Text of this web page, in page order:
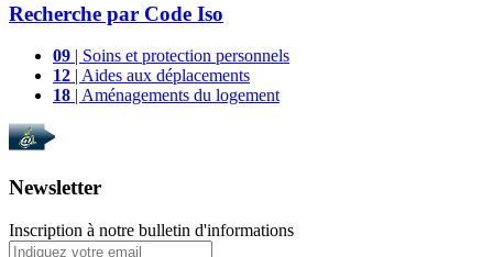
Recherche par Code Iso
09 | Soins et protection personnels
12 | Aides aux déplacements
18 | Aménagements du logement
Newsletter
Inscription à notre bulletin d'informations